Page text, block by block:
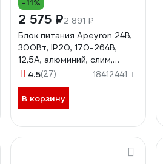
-11%
2 575 ₽2 891 ₽
Блок питания Apeyron 24В,
300Вт, IP20, 170-264В,
12,5А, алюминий, слим,
серебро 03-101
4.5(27) 18412441
В корзину